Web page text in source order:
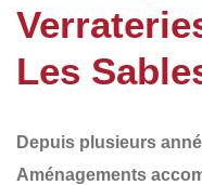
Les
Depuis plusieurs
Aménagements